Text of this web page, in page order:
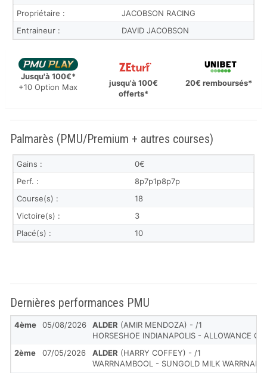
Propriétaire :
JACOBSON RACING
Entraineur :
DAVID JACOBSON
Jusqu'à 100€*
+10 Option Max
jusqu'à 100€
offerts*
20€ remboursés*
Palmarès (PMU/Premium + autres courses)
Gains :
0€
Perf. :
8p7p1p8p7p
Course(s) :
18
Victoire(s) :
3
Placé(s) :
10
Dernières performances PMU
4ème 05/08/2026 ALDER (AMIR MENDOZA) - /1
HORSESHOE INDIANAPOLIS - ALLOWANCE
2ème
07/05/2026 ALDER (HARRY COFFEY) - /1
WARRNAMBOOL - SUNGOLD MILK